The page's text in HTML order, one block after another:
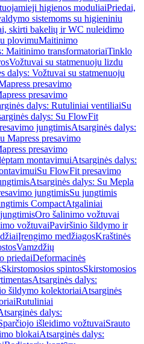
higienos moduliaiPriedai,
sistemoms su higieniniu
skirti bakelių ir WC nuleidimo
plovimuMaitinimo
Maitinimo transformatoriaiTinklo
Vožtuvai su statmenuoju lizdu
dalys: Vožtuvai su statmenuoju
presavimo
presavimo
dalys: Rutuliniai ventiliaiSu
dalys: Su FlowFit
jungtimisAtsarginės dalys:
Mapress presavimo
presavimo
montavimuiAtsarginės dalys:
Su FlowFit presavimo
Atsarginės dalys: Su Mepla
jungtimisSu jungtimis
CompactAtgaliniai
Oro šalinimo vožtuvai
vožtuvaiPaviršinio šildymo ir
Įrengimo medžiagosKraštinės
Vamzdžių
priedaiDeformacinės
Skirstomosios spintosSkirstomosios
Atsarginės dalys:
šildymo kolektoriaiAtsarginės
Rutuliniai
dalys:
išleidimo vožtuvaiSrauto
blokaiAtsarginės dalys: